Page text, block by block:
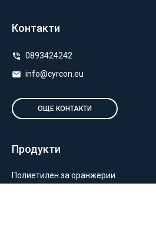
Контакти
0893424242
info@cyrcon.eu
ОЩЕ КОНТАКТИ
Продукти
Полиетилен за оранжерии